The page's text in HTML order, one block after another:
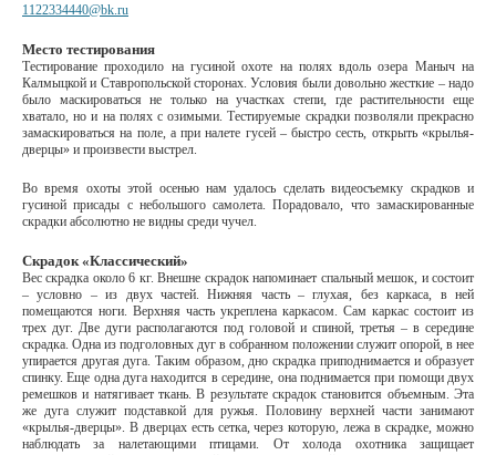
1122334440@bk.ru
Место тестирования
Тестирование проходило на гусиной охоте на полях вдоль озера Маныч на
Калмыцкой и Ставропольской сторонах. Условия были довольно жесткие – надо
было маскироваться не только на участках степи, где растительности еще
хватало, но и на полях с озимыми. Тестируемые скрадки позволяли прекрасно
замаскироваться на поле, а при налете гусей – быстро сесть, открыть «крылья-
дверцы» и произвести выстрел.
Во время охоты этой осенью нам удалось сделать видеосъемку скрадков и
гусиной присады с небольшого самолета. Порадовало, что замаскированные
скрадки абсолютно не видны среди чучел.
Скрадок «Классический»
Вес скрадка около 6 кг. Внешне скрадок напоминает спальный мешок, и состоит
– условно – из двух частей. Нижняя часть – глухая, без каркаса, в ней
помещаются ноги. Верхняя часть укреплена каркасом. Сам каркас состоит из
трех дуг. Две дуги располагаются под головой и спиной, третья – в середине
скрадка. Одна из подголовных дуг в собранном положении служит опорой, в нее
упирается другая дуга. Таким образом, дно скрадка приподнимается и образует
спинку. Еще одна дуга находится в середине, она поднимается при помощи двух
ремешков и натягивает ткань. В результате скрадок становится объемным. Эта
же дуга служит подставкой для ружья. Половину верхней части занимают
«крылья-дверцы». В дверцах есть сетка, через которую, лежа в скрадке, можно
наблюдать за налетающими птицами. От холода охотника защищает